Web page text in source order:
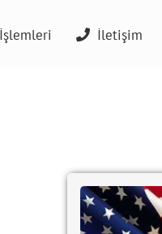
İletişim